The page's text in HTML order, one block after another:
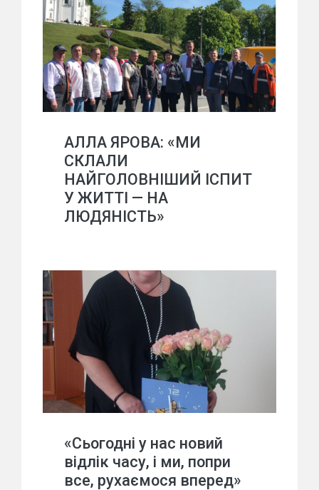
АЛЛА ЯРОВА: «МИ
СКЛАЛИ
НАЙГОЛОВНІШИЙ ІСПИТ
У ЖИТТІ — НА
ЛЮДЯНІСТЬ»
«Сьогодні у нас новий
відлік часу, і ми, попри
все, рухаємося вперед»